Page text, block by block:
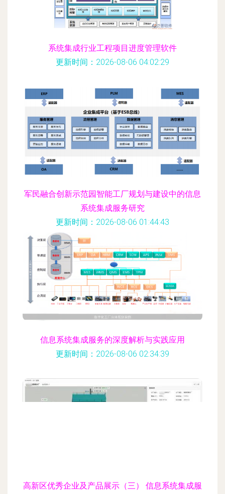
系统集成行业工程项目进度管理软件
更新时间：2026-08-06 04:02:29
军民融合创新示范园智能工厂规划与建设中的信息
系统集成服务研究
更新时间：2026-08-06 01:44:43
信息系统集成服务的深度解析与实践应用
更新时间：2026-08-06 02:34:39
高新区优秀企业及产品展示（三） 信息系统集成服